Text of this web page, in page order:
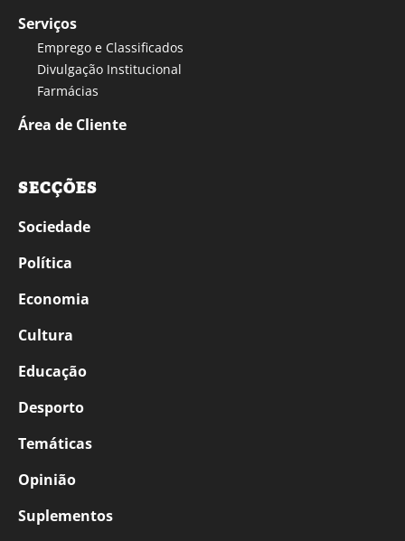
Serviços
Emprego e Classificados
Divulgação Institucional
Farmácias
Área de Cliente
SECÇÕES
Sociedade
Política
Economia
Cultura
Educação
Desporto
Temáticas
Opinião
Suplementos